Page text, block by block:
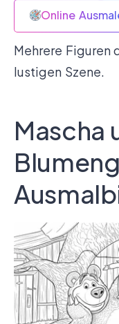
Online
Mehrere Figuren
lustigen Szene.
Mascha